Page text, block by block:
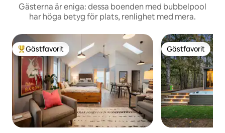
Gästerna är eniga: dessa boenden med bubbelpool
har höga betyg för plats, renlighet med mera.
Populär gästfavorit
Gästfavorit Gästfavorit
Gästfavorit